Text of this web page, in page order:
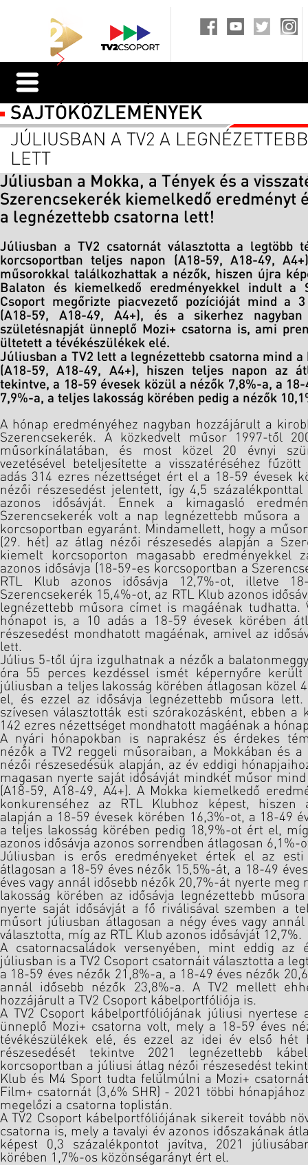
SAJTÓKÖZLEMÉNYEK
JÚLIUSBAN A TV2 A
LETT
Júliusban a Mokka, a Tények és a
Szerencsekerék kiemelkedő eredményt
a legnézettebb csatorna lett!
Júliusban a TV2 csatornát választotta a legtöbb
korcsoportban teljes napon (A18-59, A18-49,
műsorokkal találkozhattak a nézők, hiszen újra
Balaton és kiemelkedő eredményekkel indult a
Csoport megőrizte piacvezető pozícióját mind a
(A18-59, A18-49, A4+), és a sikerhez
születésnapját ünneplő Mozi+ csatorna is, ami
ültetett a tévékészülékek elé.
Júliusban a TV2 lett a legnézettebb csatorna mind
(A18-59, A18-49, A4+), hiszen teljes napon az
tekintve, a 18-59 évesek közül a nézők 7,8%-a, a
7,9%-a, a teljes lakosság körében pedig a nézők
A hónap eredményéhez nagyban hozzájárult a
Szerencsekerék. A közkedvelt műsor 1997-től
műsorkínálatában, és most közel 20 évnyi
vezetésével beteljesítette a visszatéréséhez
adás 314 ezres nézettséget ért el a 18-59 évesek
nézői részesedést jelentett, így 4,5
azonos idősávját. Ennek a kimagasló
Szerencsekerék volt a nap legnézettebb műsora
korcsoportban egyaránt. Mindamellett, hogy a
(29. hét) az átlag nézői részesedés alapján a
kiemelt korcsoporton magasabb eredményekkel
azonos idősávja (18-59-es korcsoportban a
RTL Klub azonos idősávja 12,7%-ot, illetve
Szerencsekerék 15,4%-ot, az RTL Klub azonos
legnézettebb műsora címet is magáénak tudhatta.
hónapot is, a 10 adás a 18-59 évesek körében
részesedést mondhatott magáénak, amivel az
lett.
Július 5-től újra izgulhatnak a nézők a
óra 55 perces kezdéssel ismét képernyőre
júliusban a teljes lakosság körében átlagosan közel
el, és ezzel az idősávja legnézettebb műsora
szívesen választották esti szórakozásként, ebben a
142 ezres nézettséget mondhatott magáénak a
A nyári hónapokban is naprakész és érdekes
nézők a TV2 reggeli műsoraiban, a Mokkában és a
nézői részesedésük alapján, az év eddigi
magasan nyerte saját idősávját mindkét műsor
(A18-59, A18-49, A4+). A Mokka kiemelkedő
konkurenséhez az RTL Klubhoz képest, hiszen
alapján a 18-59 évesek körében 16,3%-ot, a 18-49
a teljes lakosság körében pedig 18,9%-ot ért el,
azonos idősávja azonos sorrendben átlagosan 6,1%-
Júliusban is erős eredményeket értek el az
átlagosan a 18-59 éves nézők 15,5%-át, a 18-49
éves vagy annál idősebb nézők 20,7%-át nyerte meg
lakosság körében az idősávja legnézettebb
nyerte saját idősávját a fő riválisával szemben a
műsort júliusban átlagosan a négy éves vagy
választotta, míg az RTL Klub azonos idősávját 12,7%.
A csatornacsaládok versenyében, mint eddig az
júliusban is a TV2 Csoport csatornáit választotta a
a 18-59 éves nézők 21,8%-a, a 18-49 éves nézők
annál idősebb nézők 23,8%-a. A TV2 mellett
hozzájárult a TV2 Csoport kábelportfóliója is.
A TV2 Csoport kábelportfóliójának júliusi nyertese
ünneplő Mozi+ csatorna volt, mely a 18-59 éves
tévékészülékek elé, és ezzel az idei év első hét
részesedését tekintve 2021 legnézettebb
korcsoportban a júliusi átlag nézői részesedést
Klub és M4 Sport tudta felülmúlni a Mozi+
Film+ csatornát (3,6% SHR) - 2021 többi
megelőzi a csatorna toplistán.
A TV2 Csoport kábelportfóliójának sikereit tovább
csatorna is, mely a tavalyi év azonos időszakának
képest 0,3 százalékpontot javítva, 2021
körében 1,7%-os közönségarányt ért el.